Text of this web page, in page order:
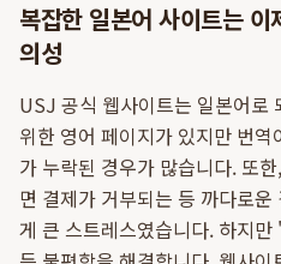
복잡한 일본어 사이트는
의성
USJ 공식 웹사이트는 일본어로
위한 영어 페이지가 있지만 번
가 누락된 경우가 많습니다. 또
면 결제가 거부되는 등 까다로
게 큰 스트레스였습니다. 하지